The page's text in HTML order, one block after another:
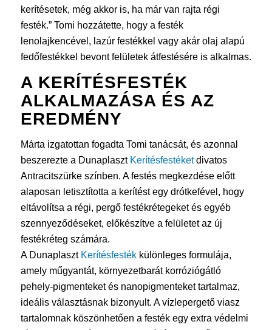
kerítésetek, még akkor is, ha már van rajta régi
festék.” Tomi hozzátette, hogy a festék
lenolajkencével, lazúr festékkel vagy akár olaj alapú
fedőfestékkel bevont felületek átfestésére is alkalmas.
A KERÍTÉSFESTÉK
ALKALMAZÁSA ÉS AZ
EREDMÉNY
Márta izgatottan fogadta Tomi tanácsát, és azonnal
beszerezte a Dunaplaszt Kerítésfestéketdivatos
Antracitszürke színben. A festés megkezdése előtt
alaposan letisztította a kerítést egy drótkefével, hogy
eltávolítsa a régi, pergő festékrétegeket és egyéb
szennyeződéseket, előkészítve a felületet az új
festékréteg számára.
A Dunaplaszt Kerítésfestékkülönleges formulája,
amely műgyantát, környezetbarát korróziógátló
pehely-pigmenteket és nanopigmenteket tartalmaz,
ideális választásnak bizonyult. A vízlepergető viasz
tartalomnak köszönhetően a festék egy extra védelmi